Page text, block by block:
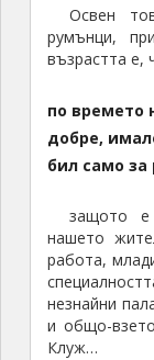
Освен
румънци,
възрастта е,
по времето
добре,
бил само за
защото е
нашето
работа,
незнайни
и общо-
Клуж…